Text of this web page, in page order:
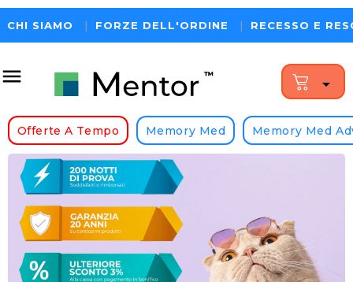
CHI SIAMO | FORZE DELL'ORDINE | RECESSO E
 
Offerte A Tempo Memory Med Memory Med